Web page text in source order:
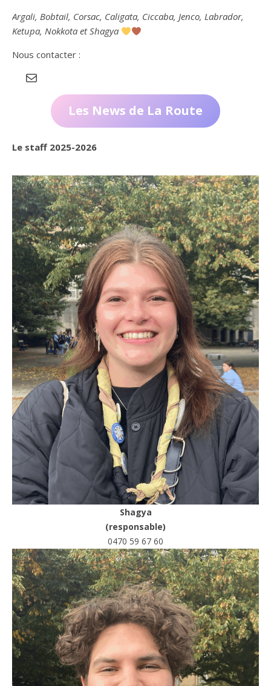
Argali, Bobtail, Corsac, Caligata, Ciccaba, Jenco, Labrador,
Ketupa, Nokkota et Shagya
Nous contacter :
E-mail
Les News de La Route
Le staff 2025-2026
Shagya
(responsable)
0470 59 67 60